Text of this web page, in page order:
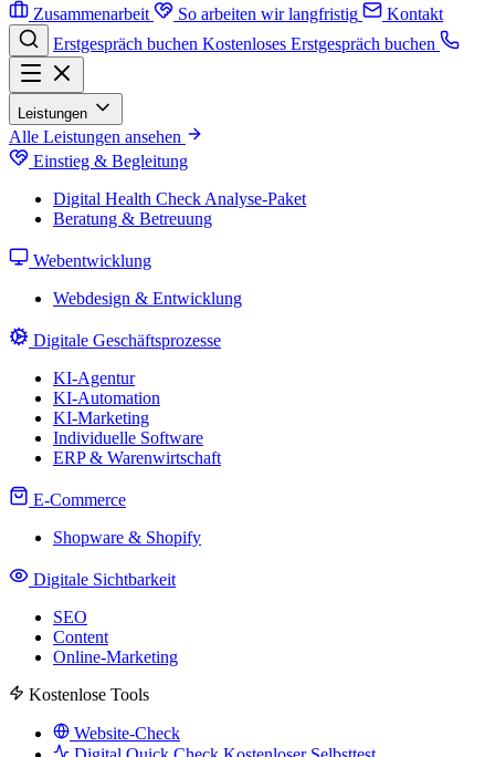
Zusammenarbeit
So arbeiten wir langfristig
Kontakt
Erstgespräch buchen Kostenloses Erstgespräch buchen
Leistungen
Alle Leistungen ansehen
Einstieg & Begleitung
Digital Health Check Analyse-Paket
Beratung & Betreuung
Webentwicklung
Webdesign & Entwicklung
Digitale Geschäftsprozesse
KI-Agentur
KI-Automation
KI-Marketing
Individuelle Software
ERP & Warenwirtschaft
E-Commerce
Shopware & Shopify
Digitale Sichtbarkeit
SEO
Content
Online-Marketing
Kostenlose Tools
Website-Check